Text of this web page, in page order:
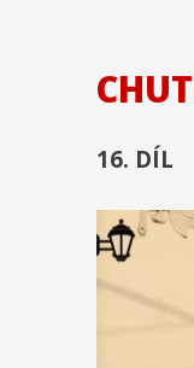
16. DÍL